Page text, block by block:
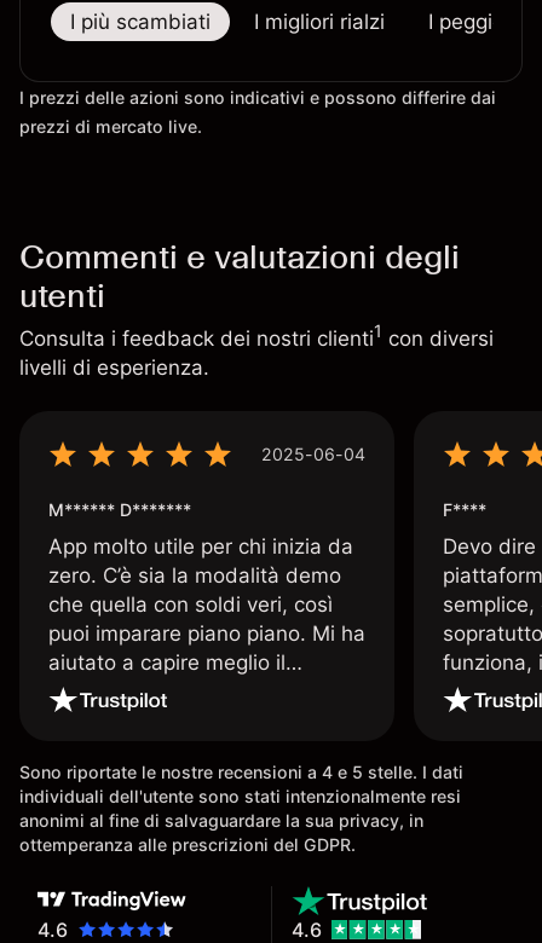
I più scambiati I migliori rialzi I peggiori
I prezzi delle azioni sono indicativi e possono differire dai
prezzi di mercato live.
Commenti e valutazioni degli
utenti
Consulta i feedback dei nostri clienti1 con diversi
livelli di esperienza.
2025-06-04
M****** D*******
App molto utile per chi inizia da
zero. C’è sia la modalità demo
che quella con soldi veri, così
puoi imparare piano piano. Mi ha
aiutato a capire meglio il
trading. La consiglio a chi parte
senza esperienza.
F****
Devo
funziona,
Davide e'
spiega
Sono riportate le nostre recensioni a 4 e 5 stelle. I dati
individuali dell'utente sono stati intenzionalmente resi
anonimi al fine di salvaguardare la sua privacy, in
ottemperanza alle prescrizioni del GDPR.
4.6 4.6